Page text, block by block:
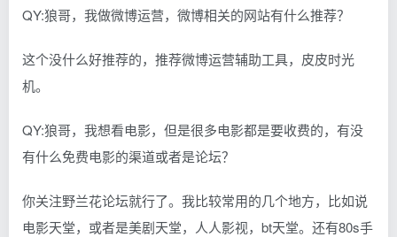
QY:狼哥，我做微博运营，微博相关的网站有什么推荐？
这个没什么好推荐的，推荐微博运营辅助工具，皮皮时光
机。
QY:狼哥，我想看电影，但是很多电影都是要收费的，有没
有什么免费电影的渠道或者是论坛？
你关注野兰花论坛就行了。我比较常用的几个地方，比如说
电影天堂，或者是美剧天堂，人人影视，bt天堂。还有80s手